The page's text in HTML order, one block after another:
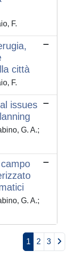
F.
città
F.
issues
G. A.;
G. A.;
1 2 3